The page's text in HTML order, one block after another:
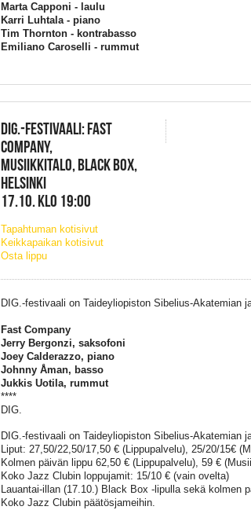
Marta Capponi - laulu
Karri Luhtala - piano
Tim Thornton - kontrabasso
Emiliano Caroselli - rummut
DIG.-FESTIVAALI: FAST
COMPANY,
MUSIIKKITALO, BLACK BOX,
HELSINKI
17.10. KLO 19:00
Tapahtuman kotisivut
Keikkapaikan kotisivut
Osta lippu
DIG.-festivaali on Taideyliopiston Sibelius-Akatemian
Fast Company
Jerry Bergonzi, saksofoni
Joey Calderazzo, piano
Johnny Åman, basso
Jukkis Uotila, rummut
****
DIG.
DIG.-festivaali on Taideyliopiston Sibelius-Akatemian
Liput: 27,50/22,50/17,50 € (Lippupalvelu), 25/20/15€
Kolmen päivän lippu 62,50 € (Lippupalvelu), 59 €
Koko Jazz Clubin loppujamit: 15/10 € (vain ovelta)
Lauantai-illan (17.10.) Black Box -lipulla sekä kolmen
Koko Jazz Clubin päätösjameihin.